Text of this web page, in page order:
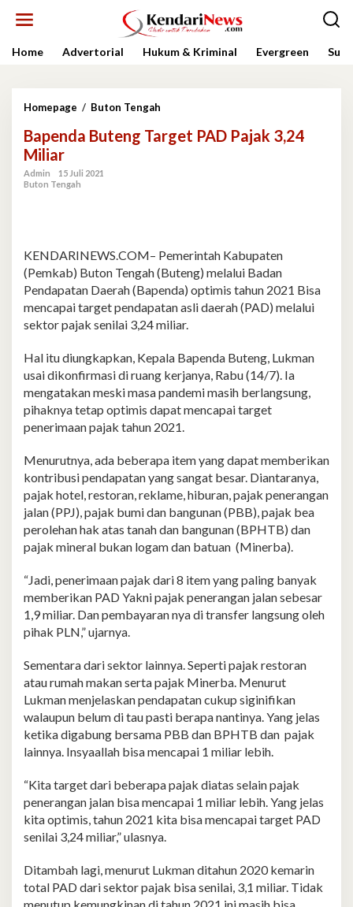
Home
Advertorial Hukum & Kriminal Evergreen
Homepage / Buton Tengah
Target
PAD
Bapenda Buteng Target PAD Pajak 3,24
Miliar
Admin
15 Juli 2021
Buton Tengah
KENDARINEWS.COM– Pemerintah Kabupaten
(Pemkab) Buton Tengah (Buteng) melalui Badan
Pendapatan Daerah (Bapenda) optimis tahun 2021 Bisa
mencapai target pendapatan asli daerah (PAD) melalui
sektor pajak senilai 3,24 miliar.
Hal itu diungkapkan, Kepala Bapenda Buteng, Lukman
usai dikonfirmasi di ruang kerjanya, Rabu (14/7). Ia
mengatakan meski masa pandemi masih berlangsung,
pihaknya tetap optimis dapat mencapai target
penerimaan pajak tahun 2021.
Menurutnya, ada beberapa item yang dapat memberikan
kontribusi pendapatan yang sangat besar. Diantaranya,
pajak hotel, restoran, reklame, hiburan, pajak penerangan
jalan (PPJ), pajak bumi dan bangunan (PBB), pajak bea
perolehan hak atas tanah dan bangunan (BPHTB) dan
pajak mineral bukan logam dan batuan (Minerba).
“Jadi, penerimaan pajak dari 8 item yang paling banyak
memberikan PAD Yakni pajak penerangan jalan sebesar
1,9 miliar. Dan pembayaran nya di transfer langsung oleh
pihak PLN,” ujarnya.
Sementara dari sektor lainnya. Seperti pajak restoran
atau rumah makan serta pajak Minerba. Menurut
Lukman menjelaskan pendapatan cukup siginifikan
walaupun belum di tau pasti berapa nantinya. Yang jelas
ketika digabung bersama PBB dan BPHTB dan pajak
lainnya. Insyaallah bisa mencapai 1 miliar lebih.
“Kita target dari beberapa pajak diatas selain pajak
penerangan jalan bisa mencapai 1 miliar lebih. Yang jelas
kita optimis, tahun 2021 kita bisa mencapai target PAD
senilai 3,24 miliar,” ulasnya.
Ditambah lagi, menurut Lukman ditahun 2020 kemarin
total PAD dari sektor pajak bisa senilai, 3,1 miliar. Tidak